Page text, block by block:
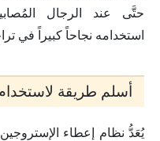
حتَّى عند الرجال
استخدامه نجاحاً كبيراً في
أسلم طريقة
يُعَدُّ نظام إعطاء